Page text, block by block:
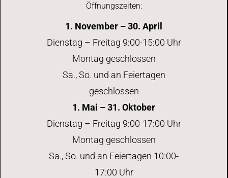
Öffnungszeiten:
1. November – 30. April
Dienstag – Freitag 9:00-15:00 Uhr
Montag geschlossen
Sa., So. und an Feiertagen
geschlossen
1. Mai – 31. Oktober
Dienstag – Freitag 9:00-17:00 Uhr
Montag geschlossen
Sa., So. und an Feiertagen 10:00-
17:00 Uhr